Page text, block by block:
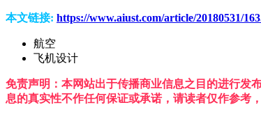
本文链接: https://www.aiust.com/article/20180531/
航空
飞机设计
免责声明：本网站出于传播商业信息之目的进行发
息的真实性不作任何保证或承诺，请读者仅作参考